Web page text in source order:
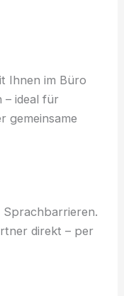
Ihnen im Büro
– ideal für
gemeinsame
Sprachbarrieren.
direkt – per